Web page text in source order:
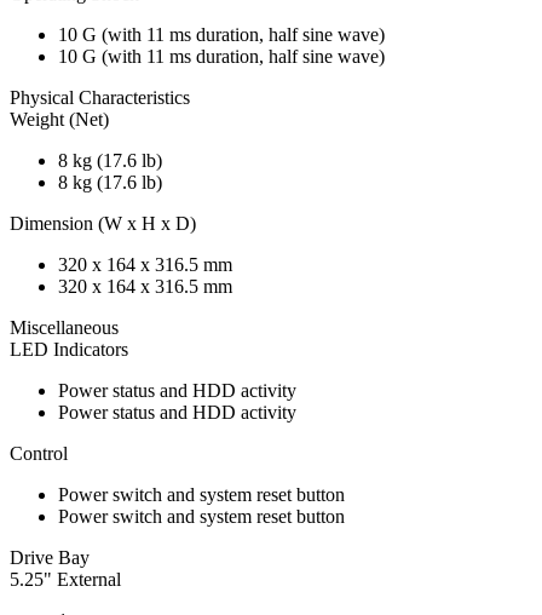
10 G (with 11 ms duration, half sine wave)
10 G (with 11 ms duration, half sine wave)
Physical Characteristics
Weight (Net)
8 kg (17.6 lb)
8 kg (17.6 lb)
Dimension (W x H x D)
320 x 164 x 316.5 mm
320 x 164 x 316.5 mm
Miscellaneous
LED Indicators
Power status and HDD activity
Power status and HDD activity
Control
Power switch and system reset button
Power switch and system reset button
Drive Bay
5.25" External